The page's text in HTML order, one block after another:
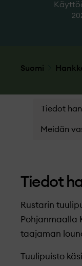
Suomi
Tiedot
Meidän
Tiedot
Rustarin
Pohjanmaalla
taajaman
Tuulipuisto